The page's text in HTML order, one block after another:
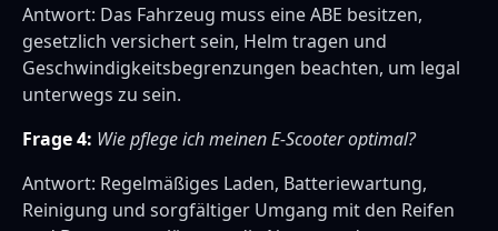
Antwort: Das Fahrzeug muss eine ABE besitzen,
gesetzlich versichert sein, Helm tragen und
Geschwindigkeitsbegrenzungen beachten, um legal
unterwegs zu sein.
Frage 4: Wie pflege ich meinen E-Scooter optimal?
Antwort: Regelmäßiges Laden, Batteriewartung,
Reinigung und sorgfältiger Umgang mit den Reifen